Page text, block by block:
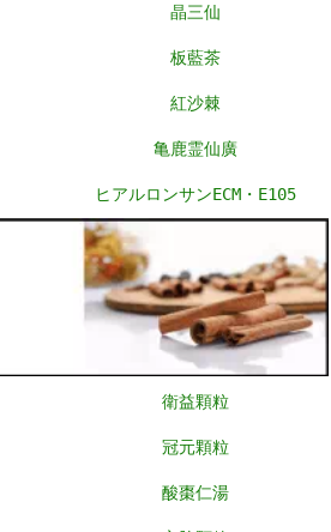
晶三仙
板藍茶
紅沙棘
亀鹿霊仙廣
ヒアルロンサンECM・E105
衛益顆粒
冠元顆粒
酸棗仁湯